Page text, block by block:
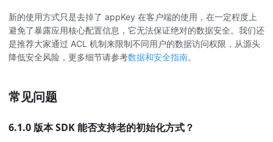
新的使用方式只是去掉了 appKey 在客户端的使用，在一定程度上
避免了暴露应用核心配置信息，它无法保证绝对的数据安全。我们还
是推荐大家通过 ACL 机制来限制不同用户的数据访问权限，从源头
降低安全风险，更多细节请参考数据和安全指南。
常见问题
6.1.0 版本 SDK 能否支持老的初始化方式？